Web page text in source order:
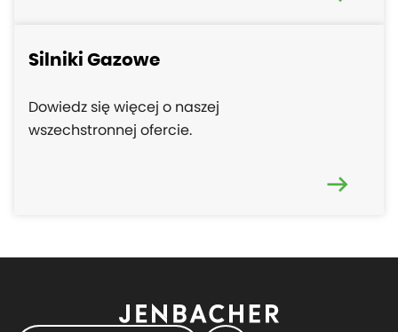
Silniki Gazowe
Dowiedz się więcej o naszej
wszechstronnej ofercie.